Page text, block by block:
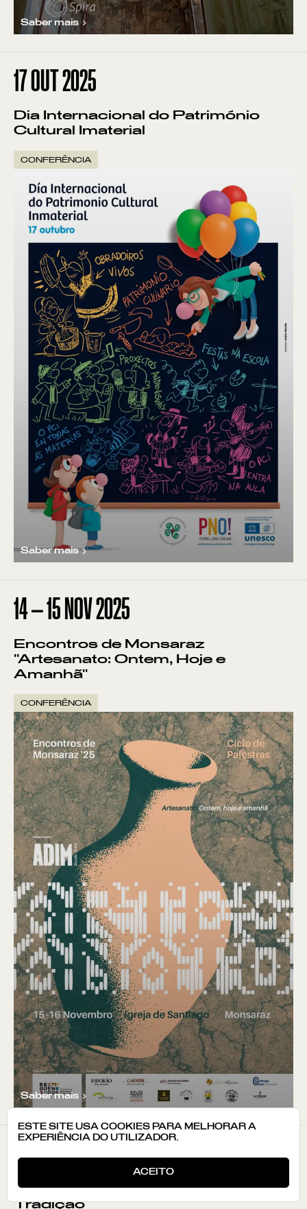
Saber mais
17OUT 2025
Dia Internacional do Património
Cultural Imaterial
CONFERÊNCIA
Saber mais
14—15NOV2025
Encontros de Monsaraz
"Artesanato: Ontem, Hoje e
Amanhã"
CONFERÊNCIA
Saber mais
05NOV—17DEZ2025
Exposição "Alcáçovas - O Som da
Tradição"
ESTE SITE USA COOKIES PARA MELHORAR A
EXPERIÊNCIA DO UTILIZADOR.
ACEITO